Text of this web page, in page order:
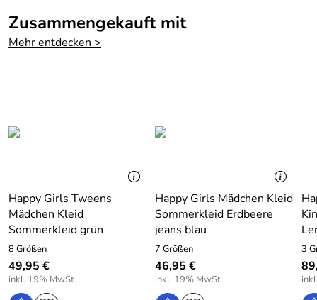
Pflege: Waschbar bei 30 Grad
Zusammengekauft mit
Mehr entdecken >
Happy Girls Tweens
Mädchen Kleid
Sommerkleid grün
8 Größen
49,95 €
inkl. 19% MwSt.
Happy Girls Mädchen Kleid
Sommerkleid Erdbeere
jeans blau
7 Größen
46,95 €
inkl. 19% MwSt.
3